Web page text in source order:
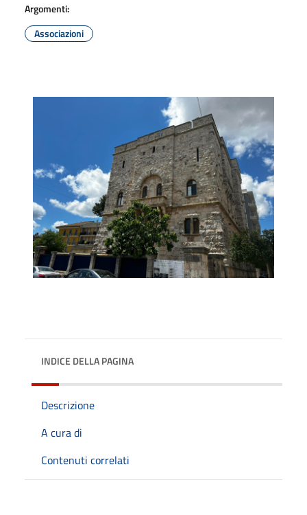
Argomenti:
Associazioni
INDICE DELLA PAGINA
Descrizione
A cura di
Contenuti correlati